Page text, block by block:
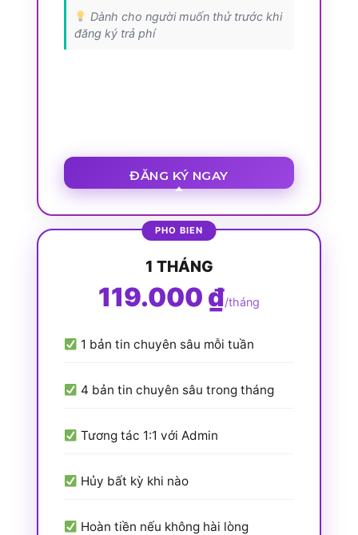
Dành cho người muốn thử trước khi
đăng ký trả phí
ĐĂNG KÝ NGAY
1 THÁNG
119.000 ₫/tháng
1 bản tin chuyên sâu mỗi tuần
4 bản tin chuyên sâu trong tháng
Tương tác 1:1 với Admin
Hủy bất kỳ khi nào
Hoàn tiền nếu không hài lòng